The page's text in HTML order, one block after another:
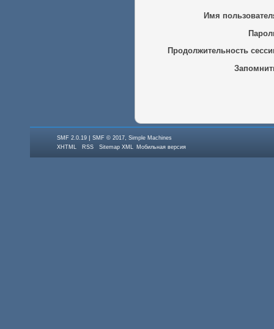
Имя
Продолжительность
SMF 2.0.19 |SMF © 2017 ,Simple Machines
XHTML
RSS Sitemap XML Мобильная версия